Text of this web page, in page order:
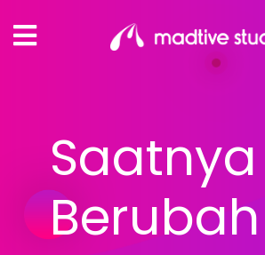
Saatnya
Berubah